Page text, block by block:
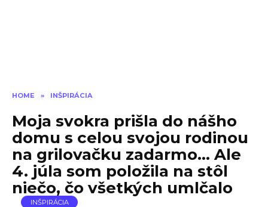
HOME » INŠPIRÁCIA
Moja svokra prišla do nášho
domu s celou svojou rodinou
na grilovačku zadarmo… Ale
4. júla som položila na stôl
niečo, čo všetkých umlčalo
INŠPIRÁCIA